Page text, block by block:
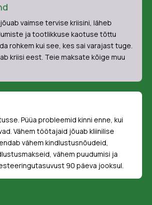
vaimse tervise kriisini, läheb
ja tootlikkuse kaotuse tõttu
rohkem kui see, kes sai varajast tuge.
kriisi eest. Teie maksate kõige muu
Püüa probleemid kinni enne, kui
Vähem töötajaid jõuab kliinilise
vähem kindlustusnõudeid,
vähem puudumisi ja
90 päeva jooksul.